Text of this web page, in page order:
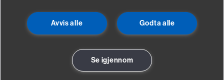
Gyproc
Habornveien 59
Saint-Gobain Byggevarer
Sandstuveien 68
Se på kart
Godta alle
Avvis alle
Se igjennom